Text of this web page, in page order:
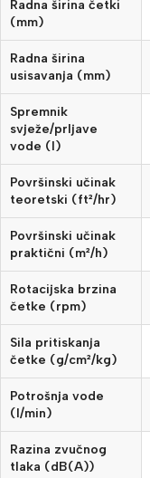
Radna širina četki
(mm)
Radna širina
usisavanja (mm)
Spremnik
svježe/prljave
vode (l)
Površinski učinak
teoretski (ft²/hr)
Površinski učinak
praktični (m²/h)
Rotacijska brzina
četke (rpm)
Sila pritiskanja
četke (g/cm²/kg)
Potrošnja vode
(l/min)
Razina zvučnog
tlaka (dB(A))